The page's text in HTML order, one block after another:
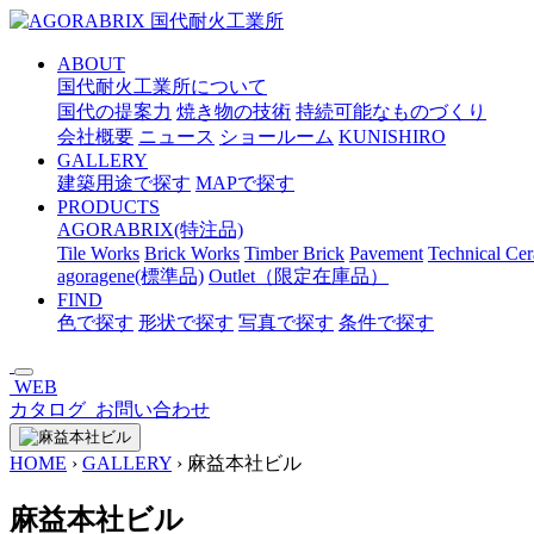
メ
ABOUT
国代耐火工業所について
国代の提案力 焼き物の技術 持続可能なものづくり
会社概要 ニュース ショールーム KUNISHIRO
GALLERY
建築用途で探す MAPで探す
PRODUCTS
AGORABRIX(特注品)
Tile Works Brick Works Timber Brick Pavement Technical
agoragene(標準品) Outlet（限定在庫品）
FIND
色で探す 形状で探す 写真で探す 条件で探す
WEB
カタログ お問い合わせ
HOME › GALLERY › 麻益本社ビル
麻益本社ビル